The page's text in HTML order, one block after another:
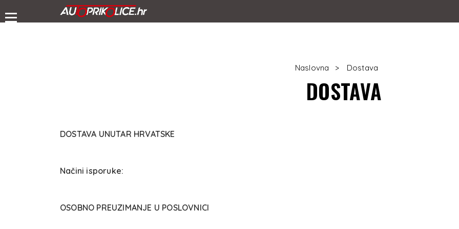
Naslovna Dostava
DOSTAVA
DOSTAVA UNUTAR HRVATSKE
Načini isporuke:
OSOBNO PREUZIMANJE U POSLOVNICI